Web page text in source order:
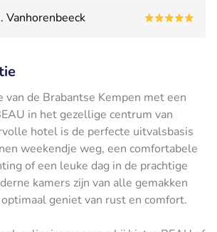
Vanhorenbeeck
van de Brabantse Kempen met een
in het gezellige centrum van
hotel is de perfecte uitvalsbasis
weekendje weg, een comfortabele
of een leuke dag in de prachtige
kamers zijn van alle gemakken
geniet van rust en comfort.